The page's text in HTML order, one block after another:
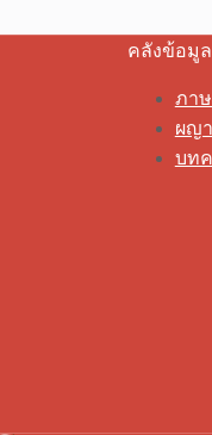
คลังข้อมูล
ภา
ผญ
บท